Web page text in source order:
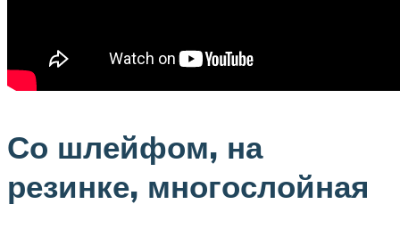
Со шлейфом, на
резинке, многослойная